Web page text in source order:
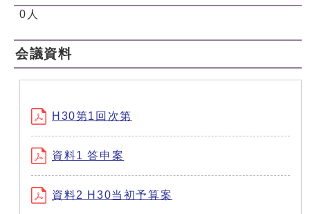
0人
会議資料
H30第1回次第
資料1 答申案
資料2 H30当初予算案